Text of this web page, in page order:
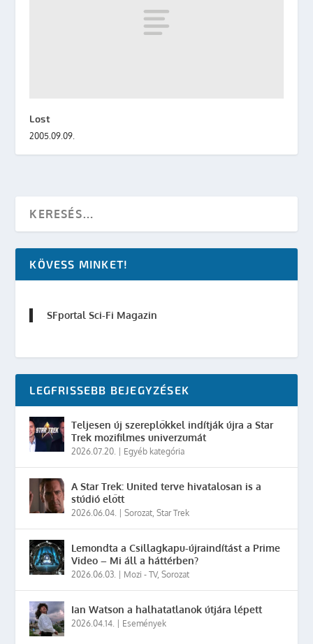
Lost
2005.09.09.
KÖVESS MINKET!
SFportal Sci-Fi Magazin
LEGFRISSEBB BEJEGYZÉSEK
Teljesen új szereplőkkel indítják újra a Star
Trek mozifilmes univerzumát
2026.07.20. Egyéb kategória
A Star Trek: United terve hivatalosan is a
stúdió előtt
2026.06.04. |Sorozat ,Star Trek
Lemondta a Csillagkapu-újraindítást a Prime
Video – Mi áll a háttérben?
2026.06.03. Mozi - TV,Sorozat
Ian Watson a halhatatlanok útjára lépett
2026.04.14. Események